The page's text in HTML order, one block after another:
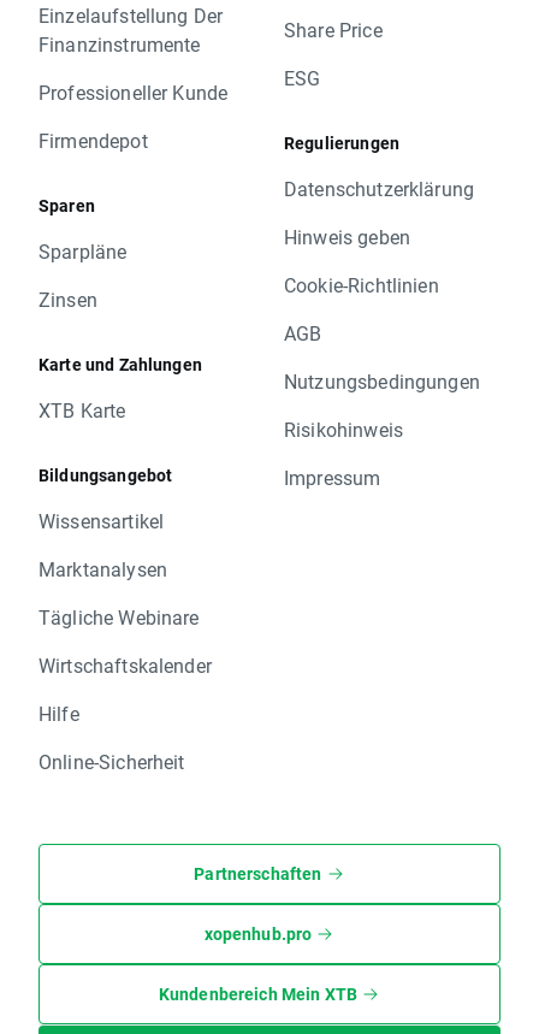
Einzelaufstellung Der
Finanzinstrumente
Professioneller Kunde
Firmendepot
Sparen
Sparpläne
Zinsen
Karte und Zahlungen
XTB Karte
Bildungsangebot
Wissensartikel
Marktanalysen
Tägliche Webinare
Wirtschaftskalender
Hilfe
Online-Sicherheit
Share Price
ESG
Regulierungen
Datenschutzerklärung
Hinweis geben
Cookie-Richtlinien
AGB
Nutzungsbedingungen
Risikohinweis
Impressum
Partnerschaften
xopenhub.pro
Kundenbereich Mein XTB